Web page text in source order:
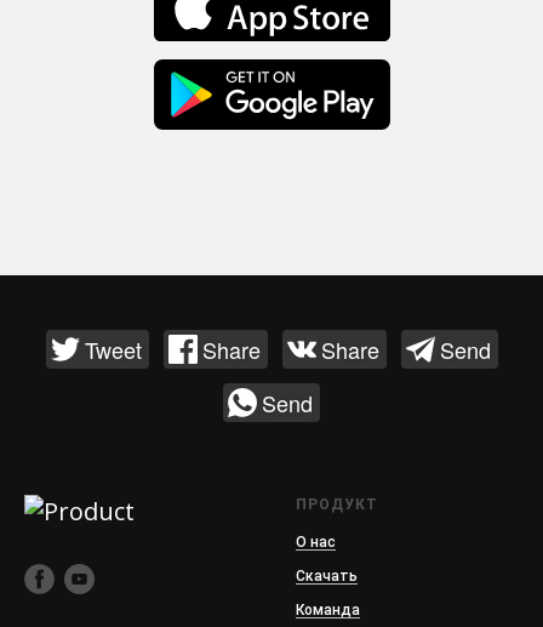
Tweet Share Share
Send
Send
ПРОДУКТ
О нас
Скачать
Команда